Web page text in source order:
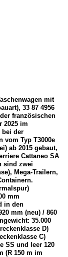
mit
33 87 4956
französischen
2025 im
bei der
vom Typ T3000e
ab 2015 gebaut,
Cattaneo SA
sind zwei
Mega-Trailern,
mm
in den
mm (neu) / 860
35.000
D)
C)
SS und leer 120
(R 150 m im